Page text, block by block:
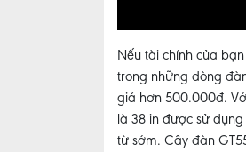
Nếu tài chính của
trong những dòng
giá hơn 500.000đ.
là 38 in được sử
từ sớm. Cây đàn